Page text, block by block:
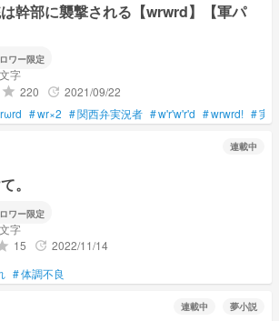
幹部に襲撃される【wrwrd】【軍パ
ワー限定
字
grade 220 update 2021/09/22
#wr×2 #関西弁実況者 #w'r'w'r'd #wrwrd! #実
連載中
。
ワー限定
字
15 update 2022/11/14
#体調不良
連載中 夢小説